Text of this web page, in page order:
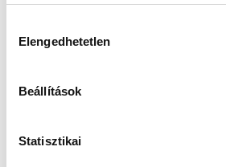
kiválasztása
Elengedhetetlen
Beállítások
Statisztikai